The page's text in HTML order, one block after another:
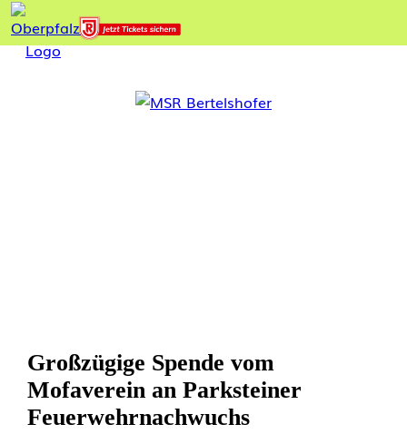
Großzügige Spende vom
Mofaverein an Parksteiner
Feuerwehrnachwuchs